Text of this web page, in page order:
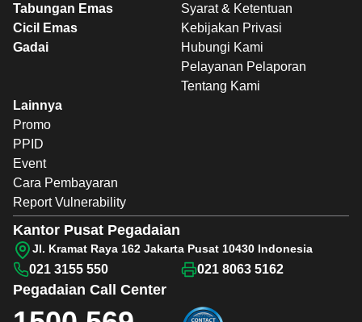
Tabungan Emas
Cicil Emas
Gadai
Syarat & Ketentuan
Kebijakan Privasi
Hubungi Kami
Pelayanan Pelaporan
Tentang Kami
Lainnya
Promo
PPID
Event
Cara Pembayaran
Report Vulnerability
Pegadaian Call Center
Kantor Pusat Pegadaian
Jl. Kramat Raya 162 Jakarta Pusat 10430 Indonesia
021 3155 550 021 8063 5162